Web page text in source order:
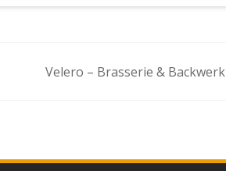
Velero – Brasserie & Backwerk